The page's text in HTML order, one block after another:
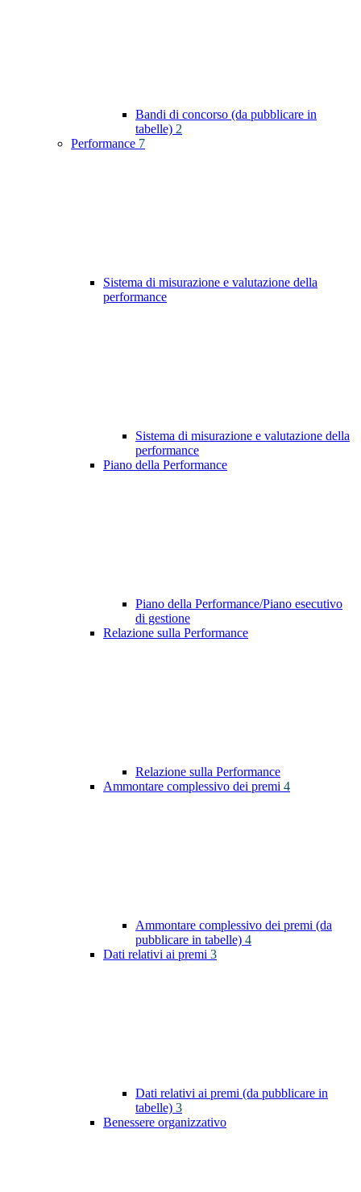
Bandi di concorso (da pubblicare in
tabelle) 2
Performance 7
Sistema di misurazione e valutazione della
performance
Sistema di misurazione e valutazione della
performance
Piano della Performance
Piano della Performance/Piano esecutivo
di gestione
Relazione sulla Performance
Relazione sulla Performance
Ammontare complessivo dei premi 4
Ammontare complessivo dei premi (da
pubblicare in tabelle) 4
Dati relativi ai premi 3
Dati relativi ai premi (da pubblicare in
tabelle) 3
Benessere organizzativo